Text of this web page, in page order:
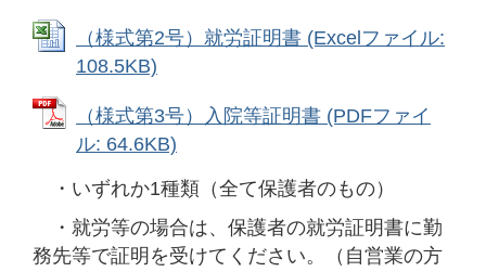
（様式第2号）就労証明書 (Excelファイル:
108.5KB)
（様式第3号）入院等証明書 (PDFファイ
ル: 64.6KB)
・いずれか1種類（全て保護者のもの）
・就労等の場合は、保護者の就労証明書に勤
務先等で証明を受けてください。（自営業の方